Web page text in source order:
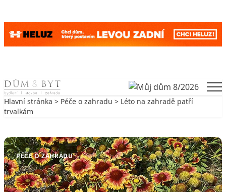
Skip to content
Hlavní stránka > Péče o zahradu > Léto na zahradě patří
trvalkám
PÉČE O ZAHRADU